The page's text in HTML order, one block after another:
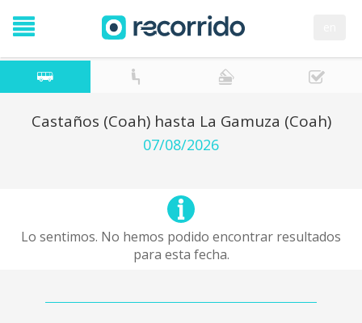
Castaños (Coah) hasta La Gamuza (Coah)
07/08/2026
Lo sentimos. No hemos podido encontrar resultados
para esta fecha.